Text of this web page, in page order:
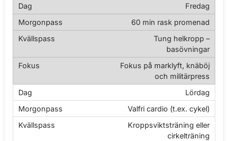
Fredag
60 min rask promenad
Tung helkropp –
basövningar
Fokus på marklyft, knäböj
och militärpress
Lördag
Valfri cardio (t.ex. cykel)
Kroppsviktsträning eller
cirkelträning